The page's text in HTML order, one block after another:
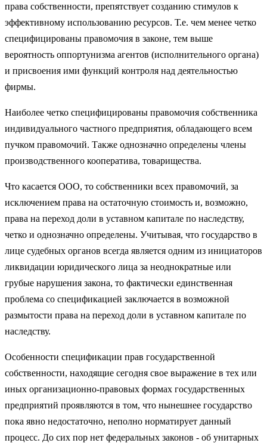
права собственности, препятствует созданию стимулов к
эффективному использованию ресурсов. Т.е. чем менее четко
специфицированы правомочия в законе, тем выше
вероятность оппортунизма агентов (исполнительного органа)
и присвоения ими функций контроля над деятельностью
фирмы.
Наиболее четко специфицированы правомочия собственника
индивидуального частного предприятия, обладающего всем
пучком правомочий. Также однозначно определены члены
производственного кооператива, товарищества.
Что касается ООО, то собственники всех правомочий, за
исключением права на остаточную стоимость и, возможно,
права на переход доли в уставном капитале по наследству,
четко и однозначно определены. Учитывая, что государство в
лице судебных органов всегда является одним из инициаторов
ликвидации юридического лица за неоднократные или
грубые нарушения закона, то фактически единственная
проблема со спецификацией заключается в возможной
размытости права на переход доли в уставном капитале по
наследству.
Особенности спецификации прав государственной
собственности, находящие сегодня свое выражение в тех или
иных организационно-правовых формах государственных
предприятий проявляются в том, что нынешнее государство
пока явно недостаточно, неполно норматирует данный
процесс. До сих пор нет федеральных законов - об унитарных